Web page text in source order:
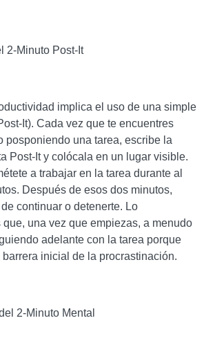
2-Minuto Post-It
implica el uso de una simple
It). Cada vez que te encuentres
posponiendo una tarea, escribe la
Post-It y colócala en un lugar visible.
a trabajar en la tarea durante al
Después de esos dos minutos,
continuar o detenerte. Lo
que, una vez que empiezas, a menudo
adelante con la tarea porque
barrera inicial de la procrastinación.
2-Minuto Mental